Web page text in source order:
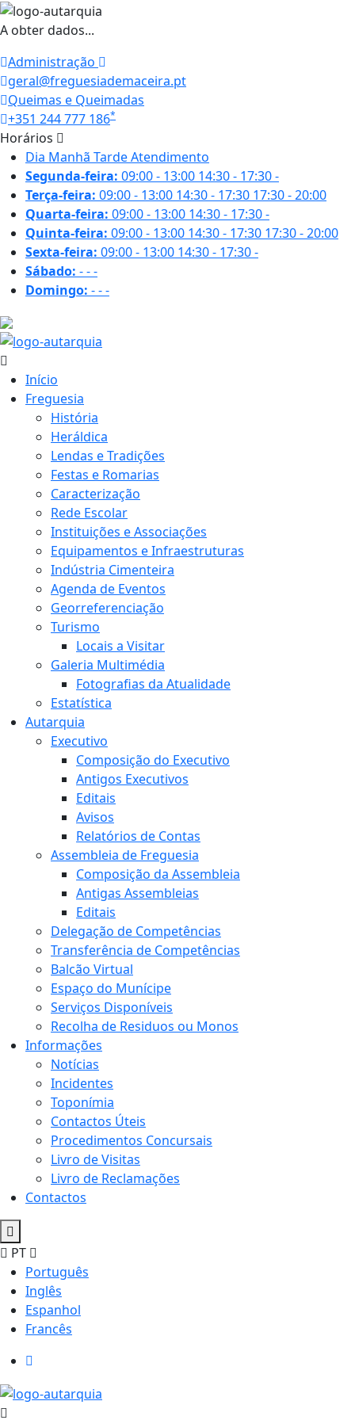
A obter dados...
Administração
geral@freguesiademaceira.pt
Queimas e Queimadas
+351 244 777 186*
Horários
Dia Manhã TardeAtendimento
Segunda-feira: 09:00 - 13:00 14:30 - 17:30-
Terça-feira: 09:00 - 13:00 14:30 - 17:30 17:30 - 20:00
Quarta-feira: 09:00 - 13:00 14:30 - 17:30-
Quinta-feira: 09:00 - 13:00 14:30 - 17:30 17:30 - 20:00
Sexta-feira: 09:00 - 13:00 14:30 - 17:30-
Sábado: ---
Domingo: ---
Início
Freguesia
História
Heráldica
Lendas e Tradições
Festas e Romarias
Caracterização
Rede Escolar
Instituições e Associações
Equipamentos e Infraestruturas
Indústria Cimenteira
Agenda de Eventos
Georreferenciação
Turismo
Locais a Visitar
Galeria Multimédia
Fotografias da Atualidade
Estatística
Autarquia
Executivo
Composição do Executivo
Antigos Executivos
Editais
Avisos
Relatórios de Contas
Assembleia de Freguesia
Composição da Assembleia
Antigas Assembleias
Editais
Delegação de Competências
Transferência de Competências
Balcão Virtual
Espaço do Munícipe
Serviços Disponíveis
Recolha de Residuos ou Monos
Informações
Notícias
Incidentes
Toponímia
Contactos Úteis
Procedimentos Concursais
Livro de Visitas
Livro de Reclamações
Contactos
PT
Português
Inglês
Espanhol
Francês